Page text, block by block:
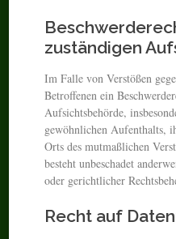
zuständigen
Im Falle von Verstößen
Betroffenen ein
Aufsichtsbehörde,
gewöhnlichen Aufenthalts,
Orts des mutmaßlichen
besteht unbeschadet
oder gerichtlicher
Recht auf